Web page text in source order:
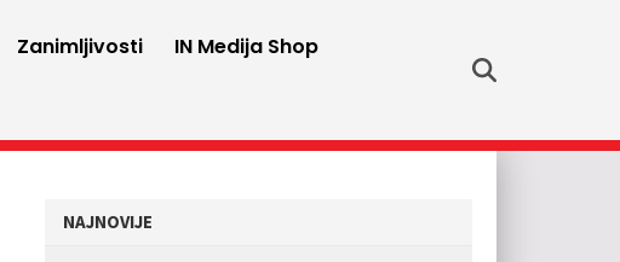
Zanimljivosti
IN Medija Shop
NAJNOVIJE